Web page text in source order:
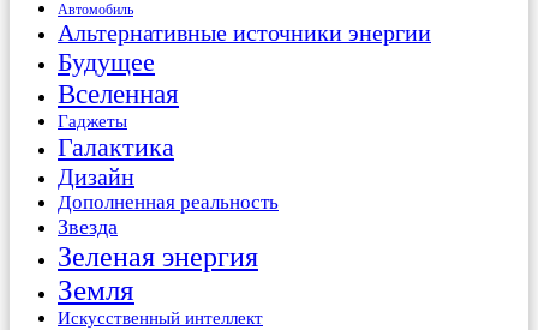
Автомобиль
Альтернативные источники энергии
Будущее
Вселенная
Гаджеты
Галактика
Дизайн
Дополненная реальность
Звезда
Зеленая энергия
Земля
Искусственный интеллект